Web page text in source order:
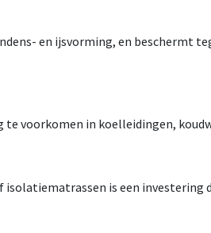
en ijsvorming, en beschermt
voorkomen in koelleidingen,
is een investering